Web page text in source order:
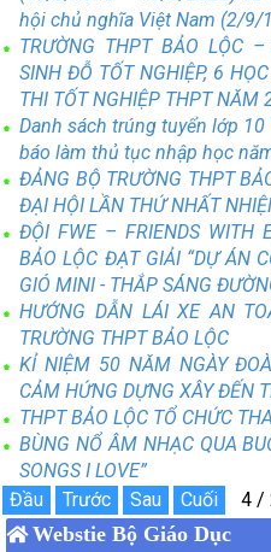
hội chủ nghĩa Việt Nam (2/
TRƯỜNG THPT BẢO LỘC
SINH ĐỖ TỐT NGHIỆP, 6
THI TỐT NGHIỆP THPT NĂM
Danh sách trúng tuyển lớp
báo làm thủ tục nhập học
ĐẢNG BỘ TRƯỜNG THPT
ĐẠI HỘI LẦN THỨ NHẤT
ĐỘI FWE – FRIENDS WITH
BẢO LỘC ĐẠT GIẢI “DỰ ÁN
GIÓ MINI - THẮP SÁNG
HƯỚNG DẪN LÁI XE AN
TRƯỜNG THPT BẢO LỘC
KỈ NIỆM 50 NĂM NGÀY
CẢM HỨNG DỰNG XÂY ĐẾN
THPT BẢO LỘC TỔ CHỨC
BÙNG NỔ ÂM NHẠC QUA
SONGS I LOVE”
Webstie Bộ Giáo Dục